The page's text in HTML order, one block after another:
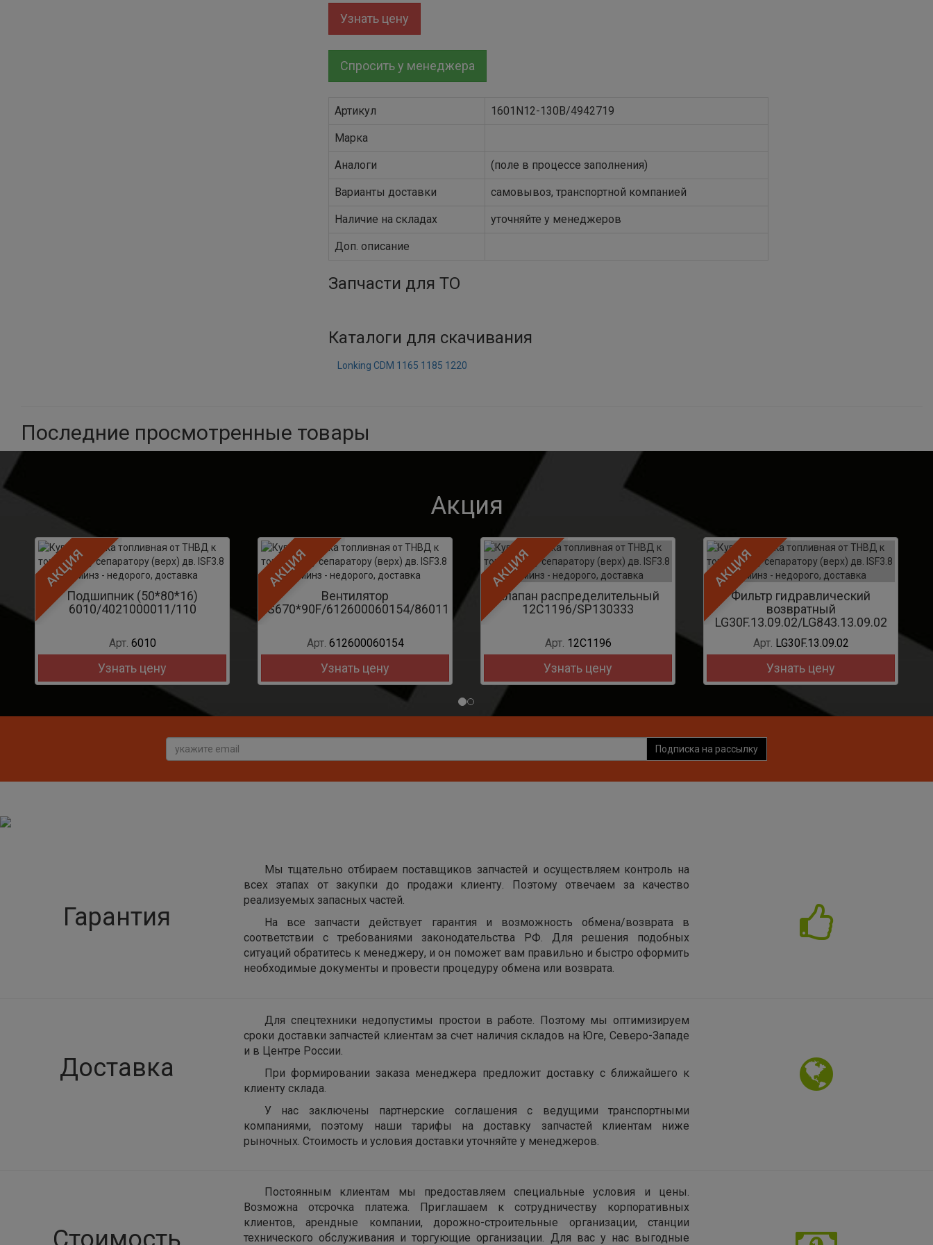
Узнать цену
Спросить у менеджера
Артикул 1601N12-130B/4942719
Марка
Аналоги (поле в процессе заполнения)
Варианты доставки самовывоз, транспортной компанией
Наличие на складах уточняйте у менеджеров
Доп. описание
Запчасти для ТО
Каталоги для скачивания
Lonking CDM 1165 1185 1220
Последние просмотренные товары
Акция
АКЦИЯ
Подшипник (50*80*16)
6010/4021000011/110
Арт. 6010
Узнать цену
АКЦИЯ
Вентилятор
FS670*90F/612600060154/860112081
Арт. 612600060154
Узнать цену
АКЦИЯ
Клапан распределительный
12C1196/SP130333
Арт. 12C1196
Узнать цену
АКЦИЯ
Фильтр гидравлический
возвратный
LG30F.13.09.02/LG843.13.09.02
Арт. LG30F.13.09.02
Узнать цену
Подписка на рассылку
Гарантия
Мы тщательно отбираем поставщиков запчастей и осуществляем контроль на
всех этапах от закупки до продажи клиенту. Поэтому отвечаем за качество
реализуемых запасных частей.
На все запчасти действует гарантия и возможность обмена/возврата в
соответствии с требованиями законодательства РФ. Для решения подобных
ситуаций обратитесь к менеджеру, и он поможет вам правильно и быстро оформить
необходимые документы и провести процедуру обмена или возврата.
Доставка
Для спецтехники недопустимы простои в работе. Поэтому мы оптимизируем
сроки доставки запчастей клиентам за счет наличия складов на Юге, Северо-Западе
и в Центре России.
При формировании заказа менеджера предложит доставку с ближайшего к
клиенту склада.
У нас заключены партнерские соглашения с ведущими транспортными
компаниями, поэтому наши тарифы на доставку запчастей клиентам ниже
рыночных. Стоимость и условия доставки уточняйте у менеджеров.
Постоянным клиентам мы предоставляем специальные условия и цены.
Возможна отсрочка платежа. Приглашаем к сотрудничеству корпоративных
клиентов, арендные компании, дорожно-строительные организации, станции
технического обслуживания и торгующие организации. Для вас у нас выгодные